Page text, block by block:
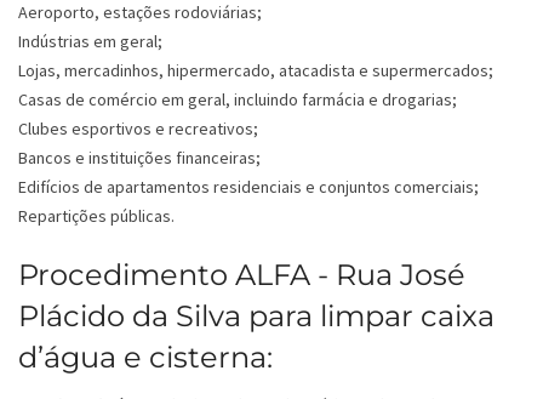
Aeroporto, estações rodoviárias;
Indústrias em geral;
Lojas, mercadinhos, hipermercado, atacadista e supermercados;
Casas de comércio em geral, incluindo farmácia e drogarias;
Clubes esportivos e recreativos;
Bancos e instituições financeiras;
Edifícios de apartamentos residenciais e conjuntos comerciais;
Repartições públicas.
Procedimento ALFA - Rua José
Plácido da Silva para limpar caixa
d’água e cisterna: